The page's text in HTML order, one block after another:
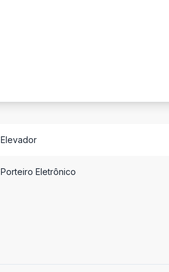
Elevador
Porteiro Eletrônico